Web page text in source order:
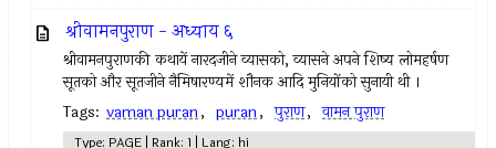
श्रीवामनपुराण - अध्याय ६
श्रीवामनपुराणकी कथायें नारदजीने व्यासको, व्यासने अपने शिष्य लोमहर्षण
सूतको और सूतजीने नैमिषारण्यमें शौनक आदि मुनियोंको सुनायी थी ।
Tags: vaman puran, puran, पुराण, वामन पुराण
Type: PAGE | Rank: 1 | Lang: hi